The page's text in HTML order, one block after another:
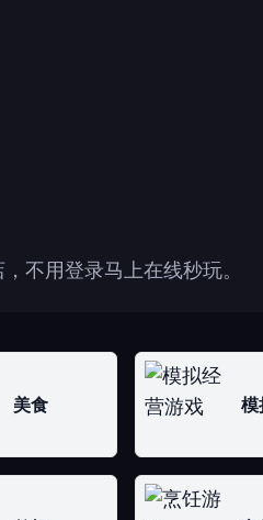
不用登录马上在线秒玩。
美食 模